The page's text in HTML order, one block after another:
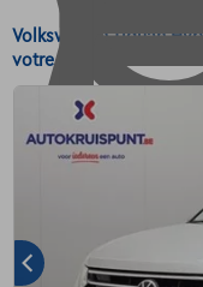
Volkswagen Tiguan
votre voiture